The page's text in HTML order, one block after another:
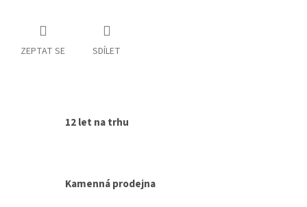
ZEPTAT SE SDÍLET
12 let na trhu
Kamenná prodejna